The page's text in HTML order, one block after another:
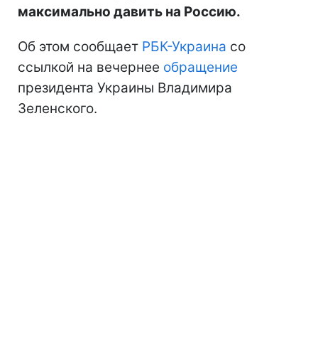
максимально давить на Россию.
Об этом сообщает РБК-Украина со
ссылкой на вечернее обращение
президента Украины Владимира
Зеленского.